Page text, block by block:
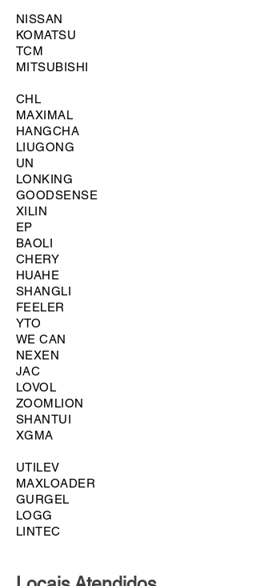
NISSAN
KOMATSU
TCM
MITSUBISHI
CHL
MAXIMAL
HANGCHA
LIUGONG
UN
LONKING
GOODSENSE
XILIN
EP
BAOLI
CHERY
HUAHE
SHANGLI
FEELER
YTO
WE CAN
NEXEN
JAC
LOVOL
ZOOMLION
SHANTUI
XGMA
UTILEV
MAXLOADER
GURGEL
LOGG
LINTEC